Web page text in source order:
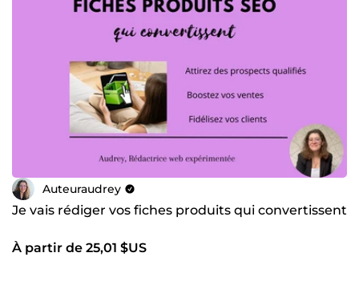
Auteuraudrey
Je vais rédiger vos fiches produits qui convertissent
À partir de 25,01 $US